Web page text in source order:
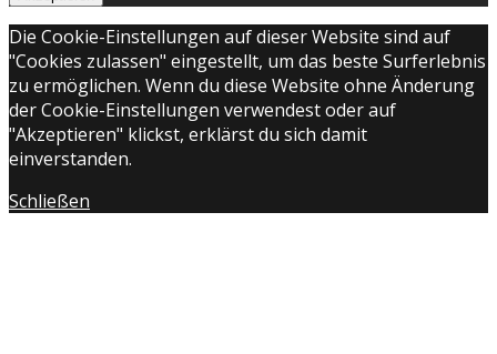
Die Cookie-Einstellungen auf dieser Website sind auf
"Cookies zulassen" eingestellt, um das beste Surferlebnis
zu ermöglichen. Wenn du diese Website ohne Änderung
der Cookie-Einstellungen verwendest oder auf
"Akzeptieren" klickst, erklärst du sich damit
einverstanden.
Schließen